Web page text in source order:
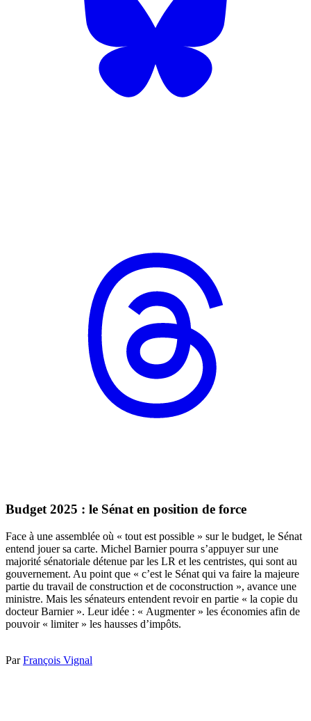
Budget 2025 : le Sénat en position de force
Face à une assemblée où « tout est possible » sur le budget, le Sénat
entend jouer sa carte. Michel Barnier pourra s’appuyer sur une
majorité sénatoriale détenue par les LR et les centristes, qui sont au
gouvernement. Au point que « c’est le Sénat qui va faire la majeure
partie du travail de construction et de coconstruction », avance une
ministre. Mais les sénateurs entendent revoir en partie « la copie du
docteur Barnier ». Leur idée : « Augmenter » les économies afin de
pouvoir « limiter » les hausses d’impôts.
ParFrançois Vignal